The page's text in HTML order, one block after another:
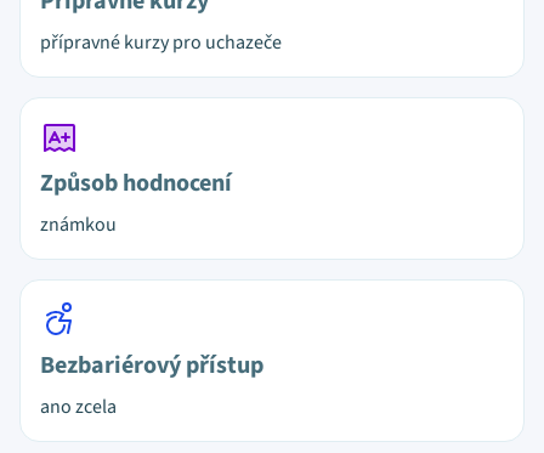
přípravné kurzy pro uchazeče
Způsob hodnocení
známkou
Bezbariérový přístup
ano zcela